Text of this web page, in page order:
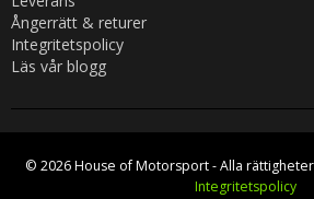
Ångerrätt & returer
Integritetspolicy
Läs vår blogg
© 2026 House of Motorsport - Alla
Integritetspolicy